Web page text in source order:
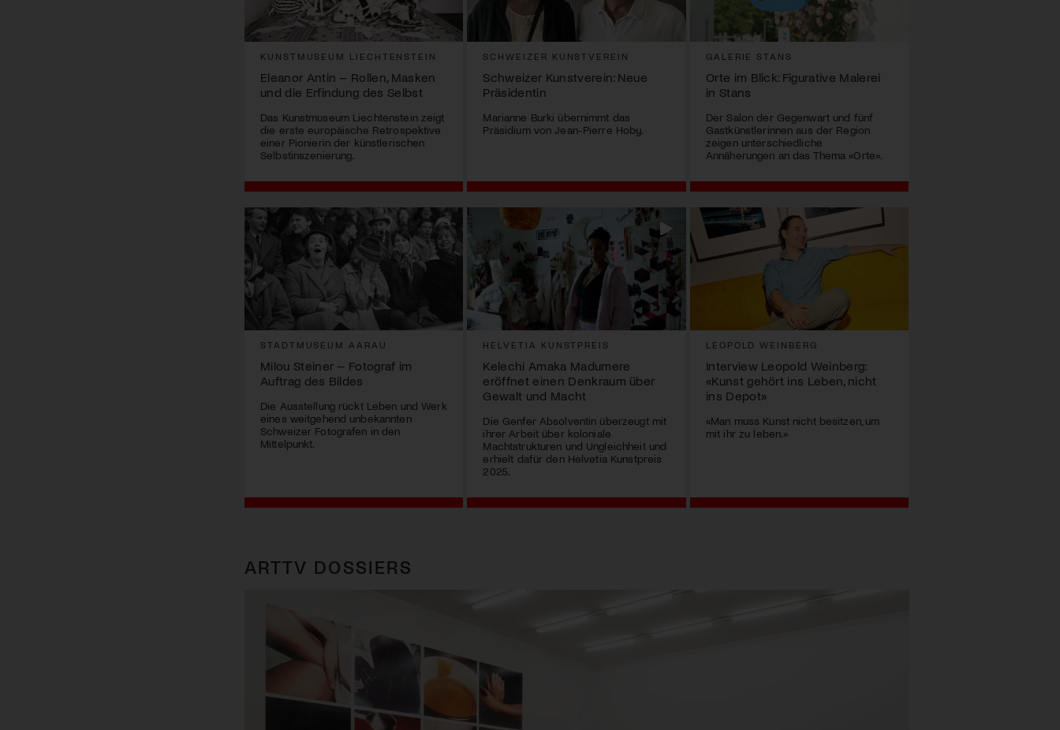
KUNSTMUSEUM LIECHTENSTEIN
Eleanor Antin – Rollen, Masken
und die Erfindung des Selbst
Das Kunstmuseum Liechtenstein zeigt
die erste europäische Retrospektive
einer Pionierin der künstlerischen
Selbstinszenierung.
SCHWEIZER KUNSTVEREIN
Schweizer Kunstverein: Neue
Präsidentin
Marianne Burki übernimmt das
Präsidium von Jean-Pierre Hoby.
GALERIE STANS
Orte im Blick: Figurative Malerei
in Stans
Der Salon der Gegenwart und fünf
Gastkünstlerinnen aus der Region
zeigen unterschiedliche
Annäherungen an das Thema «Orte».
STADTMUSEUM AARAU
Milou Steiner – Fotograf im
Auftrag des Bildes
Die Ausstellung rückt Leben und Werk
eines weitgehend unbekannten
Schweizer Fotografen in den
Mittelpunkt.
HELVETIA KUNSTPREIS
Kelechi Amaka Madumere
eröffnet einen Denkraum über
Gewalt und Macht
Die Genfer Absolventin überzeugt mit
ihrer Arbeit über koloniale
Machtstrukturen und Ungleichheit und
erhielt dafür den Helvetia Kunstpreis
2025.
LEOPOLD WEINBERG
Interview Leopold Weinberg:
«Kunst gehört ins Leben, nicht
ins Depot»
«Man muss Kunst nicht besitzen, um
mit ihr zu leben.»
ARTTV DOSSIERS